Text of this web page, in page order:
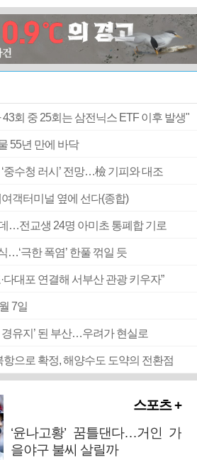
회 중 25회는 삼전닉스 ETF 이후 발생"
55년 만에 바닥
중수청 러시’ 전망…檢 기피와 대조
객터미널 옆에 선다(종합)
…전교생 24명 아미초 통폐합 기로
…‘극한 폭염’ 한풀 꺾일 듯
다대포 연결해 서부산 관광 키우자”
7일
경유지’ 된 부산…우려가 현실로
항으로 확정, 해양수도 도약의 전환점
스포츠 +
‘윤나고황’ 꿈틀댄다…거인 가
을야구 불씨 살릴까